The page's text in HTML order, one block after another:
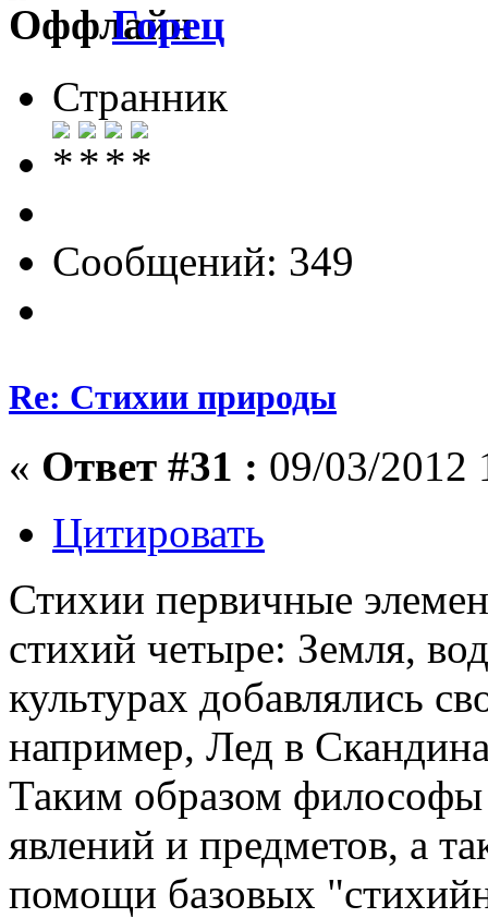
Горец
Странник
Сообщений: 349
Re: Стихии природы
« Ответ #31 : 09/03/2012
Цитировать
Стихии первичные
стихий четыре: Земля,
культурах добавлялись
например, Лед в
Таким образом философы
явлений и предметов, а
помощи базовых